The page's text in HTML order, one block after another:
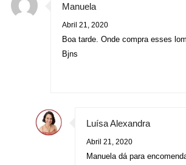
Manuela
Abril 21, 2020
Boa tarde. Onde compra esses
Bjns
Luísa Alexandra
Abril 21, 2020
Manuela dá para